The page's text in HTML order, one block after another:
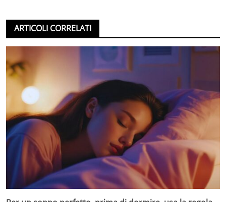
ARTICOLI CORRELATI